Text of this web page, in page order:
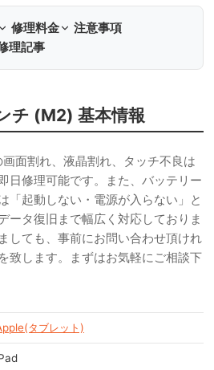
修理料金
注意事項
理記事
チ (M2) 基本情報
面割れ、液晶割れ、タッチ不良は
日修理可能です。また、バッテリー
「起動しない・電源が入らない」と
ータ復旧まで幅広く対応しておりま
しても、事前にお問い合わせ頂けれ
致します。まずはお気軽にご相談下
タブレット)